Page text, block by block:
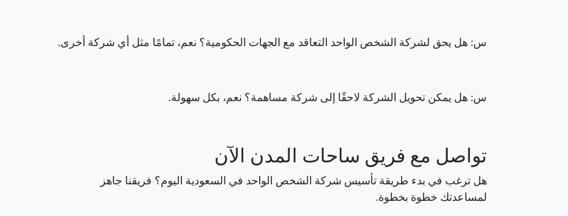
س: هل يحق لشركة الشخص الواحد التعاقد مع الجهات الحكومية؟ نعم، تمامًا مثل أي شركة أخرى.
س: هل يمكن تحويل الشركة لاحقًا إلى شركة مساهمة؟ نعم، بكل سهولة.
تواصل مع فريق ساحات المدن الآن
هل ترغب في بدء طريقة تأسيس شركة الشخص الواحد في السعودية اليوم؟ فريقنا جاهز
لمساعدتك خطوة بخطوة.